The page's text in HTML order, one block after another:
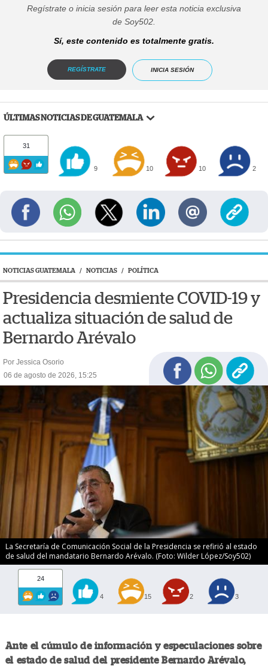
Regístrate o inicia sesión para leer esta noticia exclusiva
de Soy502.
Sí, este contenido es totalmente gratis.
REGÍSTRATE INICIA SESIÓN
ÚLTIMAS NOTICIAS DE GUATEMALA
31
9 10 10 2
NOTICIAS GUATEMALA / NOTICIAS / POLÍTICA
Presidencia desmiente COVID-19 y
actualiza situación de salud de
Bernardo Arévalo
Por Jessica Osorio
06 de agosto de 2026, 15:25
La Secretaría de Comunicación Social de la Presidencia se refirió al estado
de salud del mandatario Bernardo Arévalo. (Foto: Wilder López/Soy502)
24
4 15 2 3
Ante el cúmulo de información y especulaciones sobre
el estado de salud del presidente Bernardo Arévalo,